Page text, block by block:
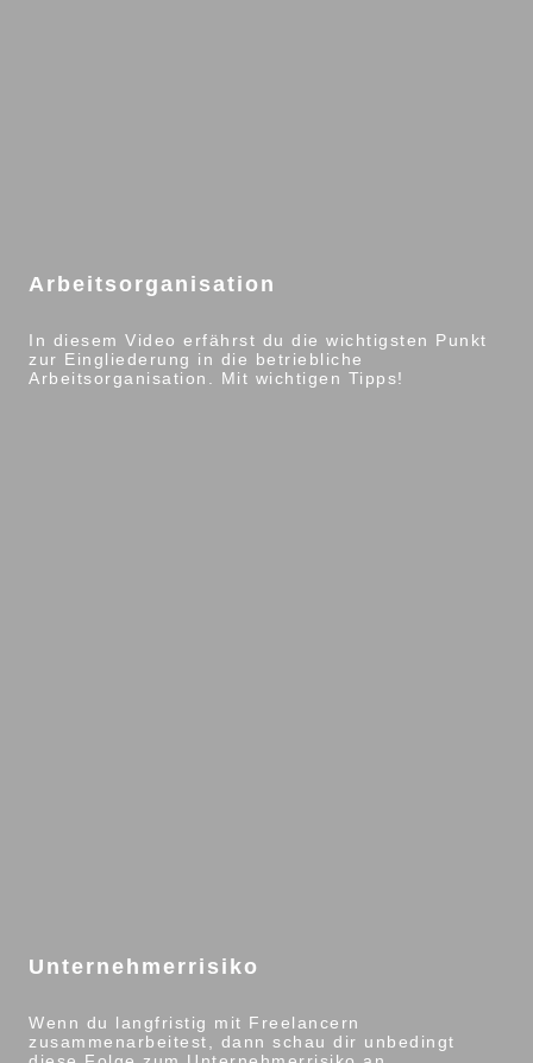
Arbeitsorganisation
In diesem Video erfährst du die wichtigsten Punkt
zur Eingliederung in die betriebliche
Arbeitsorganisation. Mit wichtigen Tipps!
Unternehmerrisiko
Wenn du langfristig mit Freelancern
zusammenarbeitest, dann schau dir unbedingt